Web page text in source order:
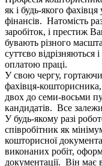
як і будь-якого фахівця
фінансів. Натомість
заробіток, і престиж
бувають різного
суттєво відрізняються
оплатою праці.
У свою чергу,
фахівця-
двох до семи-восьми
кандидатів. Все
У будь-якому разі
співробітник як
кошторисної
виконаних робіт,
документації. Він має